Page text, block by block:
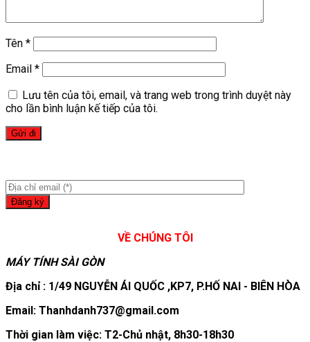
Tên *
Email *
Lưu tên của tôi, email, và trang web trong trình duyệt này
cho lần bình luận kế tiếp của tôi.
VỀ CHÚNG TÔI
MÁY TÍNH SÀI GÒN
Địa chỉ : 1/49 NGUYỄN ÁI QUỐC ,KP7, P.HỐ NAI - BIÊN HÒA
Email: Thanhdanh737@gmail.com
Thời gian làm việc: T2-Chủ nhật, 8h30-18h30